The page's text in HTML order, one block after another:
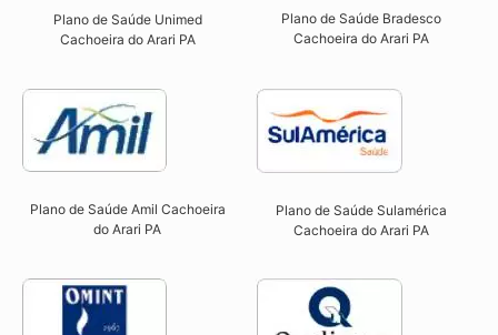
Plano de Saúde Unimed
Cachoeira do Arari PA
Plano de Saúde Bradesco
Cachoeira do Arari PA
Plano de Saúde Amil Cachoeira
do Arari PA
Plano de Saúde Sulamérica
Cachoeira do Arari PA